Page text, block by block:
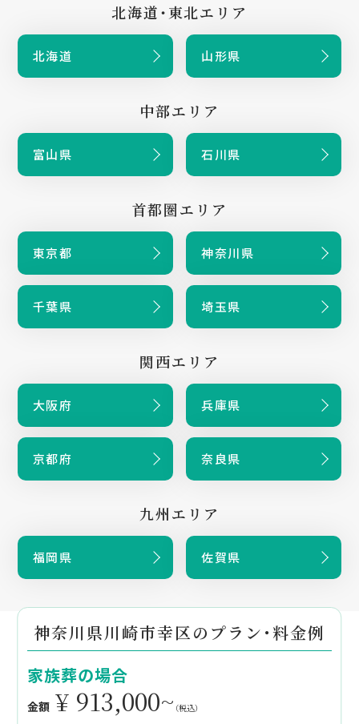
北海道・東北エリア
北海道 山形県
中部エリア
富山県 石川県
首都圏エリア
東京都 神奈川県
千葉県 埼玉県
関西エリア
大阪府 兵庫県
京都府 奈良県
九州エリア
福岡県 佐賀県
神奈川県川崎市幸区のプラン・料金例
家族葬の場合
金額 ¥ 913,000~ （税込）